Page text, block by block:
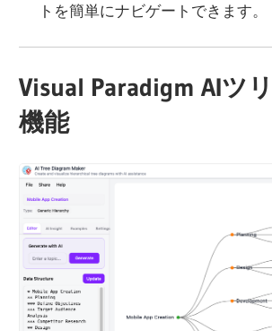
トを簡単にナビゲートできます。
Visual Paradigm AIツ
機能